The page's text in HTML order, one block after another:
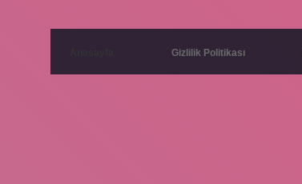
Gizlilik Politikası